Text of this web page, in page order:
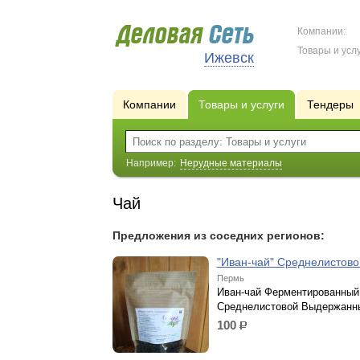
Ижевск
Компании:
Товары и
Компании Товары и услуги Тендеры
Например: Нерудные материалы
Чай
Предложения из соседних регионов:
"Иван-чай"
Пермь
Иван-чай Ферментированный
Среднелистовой
100 р.